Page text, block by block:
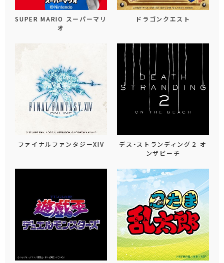
SUPER MARIO スーパーマリ
オ
ドラゴンクエスト
ファイナルファンタジーXIV
デス・ストランディング２ オ
ンザビーチ